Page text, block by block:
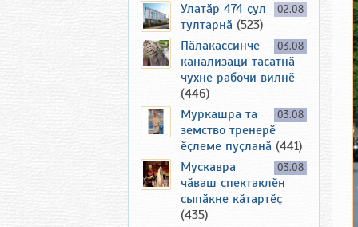
02.08
Улатӑр 474 ҫул
тултарнӑ (523)
03.08
Пӑлакассинче
канализаци тасатнӑ
чухне рабочи вилнӗ
(446)
03.08
Муркашра та
земство тренерӗ
ӗҫлеме пуҫланӑ (441)
03.08
Мускавра
чӑваш спектаклӗн
сыпӑкне кӑтартӗҫ
(435)